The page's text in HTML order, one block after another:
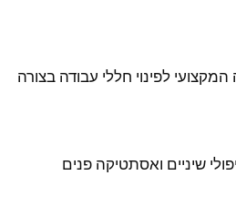
לפינוי חללי עבודה בצורה
שיניים ואסתטיקה פנים